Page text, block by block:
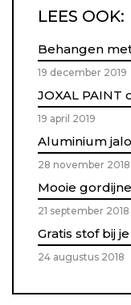
LEES OOK:
Behangen
19 december 2019
JOXAL PAINT
19 april 2019
Aluminium
28 november 2018
Mooie
21 september 2018
Gratis stof bij
24 augustus 2018